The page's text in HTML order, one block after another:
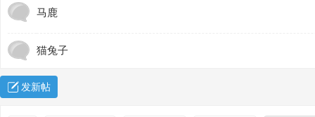
马鹿
猫兔子
发新帖